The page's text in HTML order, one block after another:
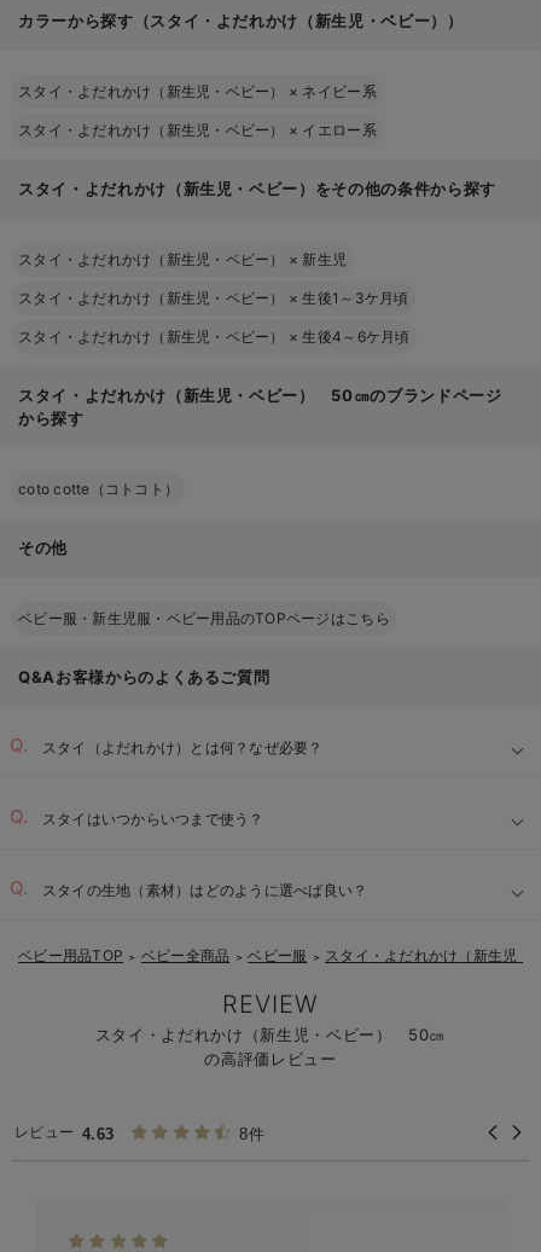
カラーから探す（スタイ・よだれかけ（新生児・ベビー））
スタイ・よだれかけ（新生児・ベビー） × ネイビー系
スタイ・よだれかけ（新生児・ベビー） × イエロー系
スタイ・よだれかけ（新生児・ベビー）をその他の条件から探す
スタイ・よだれかけ（新生児・ベビー） × 新生児
スタイ・よだれかけ（新生児・ベビー） ×生後1～3ケ月頃
スタイ・よだれかけ（新生児・ベビー） ×生後4～6ケ月頃
スタイ・よだれかけ（新生児・ベビー） 50㎝のブランドページ
から探す
coto cotte（コトコト）
その他
ベビー服・新生児服・ベビー用品のTOPページはこちら
Q&Aお客様からのよくあるご質問
スタイ（よだれかけ）とは何？なぜ必要？
スタイはいつからいつまで使う？
スタイの生地（素材）はどのように選べば良い？
ベビー用品TOP ＞ ベビー全商品 ＞ ベビー服 ＞ スタイ・よだれかけ（新生児・
REVIEW
スタイ・よだれかけ（新生児・ベビー） 50㎝
の高評価レビュー
レビュー 4.63 8件